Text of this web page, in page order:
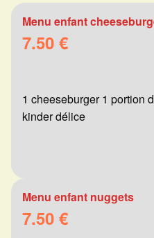
Menu enfant
7.50 €
1 cheeseburger 1 portion
kinder délice
Menu enfant nuggets
7.50 €